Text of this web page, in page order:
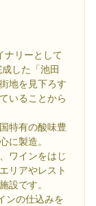
ナリーとして
した「池田
地を見下ろす
いることから
特有の酸味豊
に製造。
ワインをはじ
リアやレスト
設です。
ンの仕込みを